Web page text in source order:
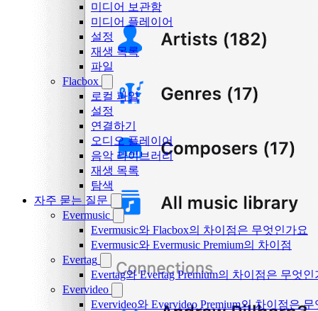
미디어 보관함
미디어 플레이어
설정
재생 목록
파일
Flacbox
로컬 파일
설정
연결하기
오디오 플레이어
음악 라이브러리
재생 목록
탐색
자주 묻는 질문
Evermusic
Evermusic와 Flacbox의 차이점은 무엇인가요
Evermusic와 Evermusic Premium의 차이점
Evertag
Evertag와 Evertag Premium의 차이점은 무엇인
Evervideo
Evervideo와 Evervideo Premium의 차이점은